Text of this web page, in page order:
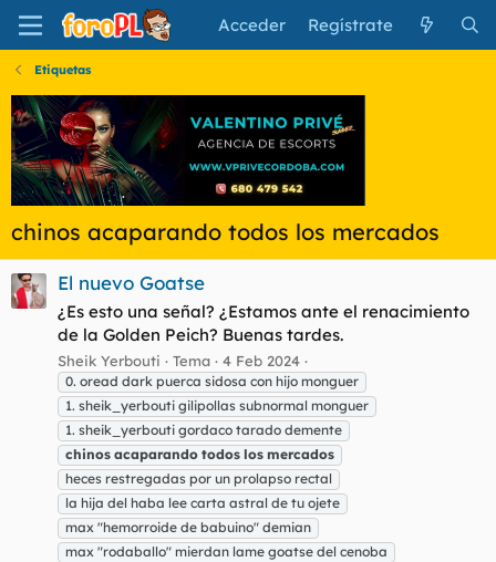
Acceder Regístrate
Etiquetas
chinos acaparando todos los mercados
El nuevo Goatse
¿Es esto una señal? ¿Estamos ante el renacimiento
de la Golden Peich? Buenas tardes.
Sheik Yerbouti Tema 4 Feb 2024
0. oread dark puerca sidosa con hijo monguer
1. sheik_yerbouti gilipollas subnormal monguer
1. sheik_yerbouti gordaco tarado demente
chinos acaparando todos los mercados
heces restregadas por un prolapso rectal
la hija del haba lee carta astral de tu ojete
max "hemorroide de babuino" demian
max "rodaballo" mierdan lame goatse del cenoba